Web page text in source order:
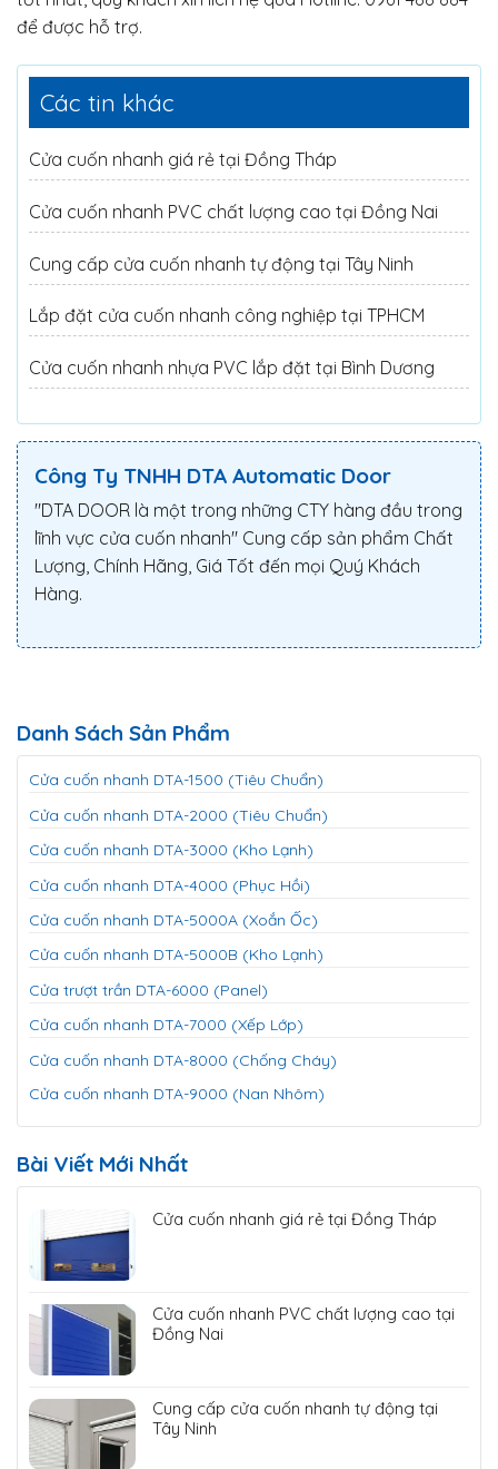
để được hỗ trợ.
Các tin khác
Cửa cuốn nhanh giá rẻ tại Đồng Tháp
Cửa cuốn nhanh PVC chất lượng cao tại Đồng Nai
Cung cấp cửa cuốn nhanh tự động tại Tây Ninh
Lắp đặt cửa cuốn nhanh công nghiệp tại TPHCM
Cửa cuốn nhanh nhựa PVC lắp đặt tại Bình Dương
Công Ty TNHH DTA Automatic Door
"DTA DOOR là một trong những CTY hàng đầu trong
lĩnh vực cửa cuốn nhanh" Cung cấp sản phẩm Chất
Lượng, Chính Hãng, Giá Tốt đến mọi Quý Khách
Hàng.
Danh Sách Sản Phẩm
Cửa cuốn nhanh DTA-1500 (Tiêu Chuẩn)
Cửa cuốn nhanh DTA-2000 (Tiêu Chuẩn)
Cửa cuốn nhanh DTA-3000 (Kho Lạnh)
Cửa cuốn nhanh DTA-4000 (Phục Hồi)
Cửa cuốn nhanh DTA-5000A (Xoắn Ốc)
Cửa cuốn nhanh DTA-5000B (Kho Lạnh)
Cửa trượt trần DTA-6000 (Panel)
Cửa cuốn nhanh DTA-7000 (Xếp Lớp)
Cửa cuốn nhanh DTA-8000 (Chống Cháy)
Cửa cuốn nhanh DTA-9000 (Nan Nhôm)
Bài Viết Mới Nhất
Cửa cuốn nhanh giá rẻ tại Đồng Tháp
Cửa cuốn nhanh PVC chất lượng cao tại
Đồng Nai
Cung cấp cửa cuốn nhanh tự động tại
Tây Ninh